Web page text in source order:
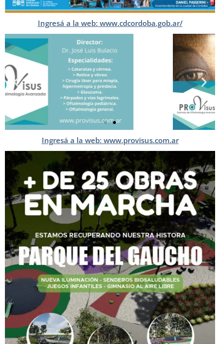
Ingresá a la web: www.cdcordoba.gob.ar/
Ingresá a la web: www.provisus.com.ar